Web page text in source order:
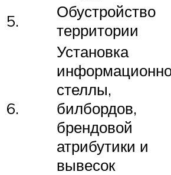
5.
Обустройство
территории
6.
Установка
стеллы,
билбордов,
брендовой
атрибутики и
вывесок